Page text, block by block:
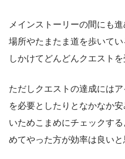
メインストーリーの間にも
場所やたまたま道を歩いて
しかけてどんどんクエスト
ただしクエストの達成には
を必要としたりとなかなか
いためこまめにチェックす
めてやった方が効率は良い